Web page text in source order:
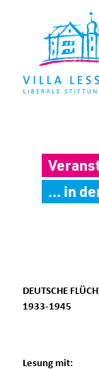
... in
DEUTSCHE
1933-1945
Lesung mit: